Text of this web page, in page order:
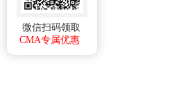
微信扫码领取
CMA专属优惠